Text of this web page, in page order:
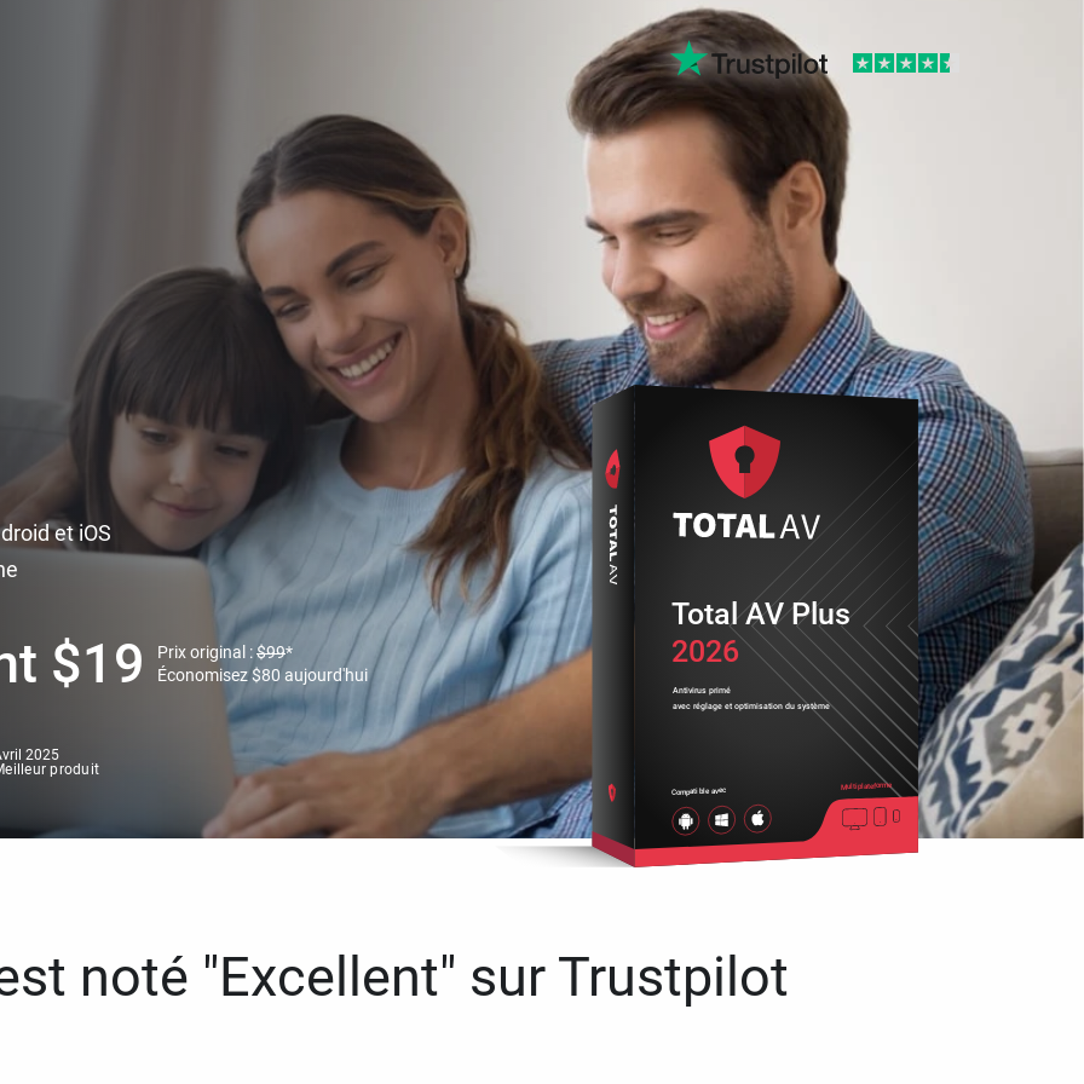
et iOS
$19 Prix original :$99*
Économisez$80 aujourd'hui
2025
produit
2026
Antivirus primé
avec réglage et optimisation du système
Compatible avec Multiplateforme
Total AV Plus
noté "Excellent" sur Trustpilot